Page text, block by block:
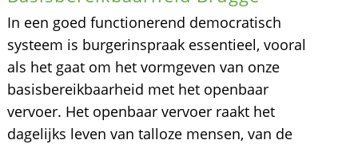
In een goed functionerend democratisch
systeem is burgerinspraak essentieel, vooral
als het gaat om het vormgeven van onze
basisbereikbaarheid met het openbaar
vervoer. Het openbaar vervoer raakt het
dagelijks leven van talloze mensen, van de